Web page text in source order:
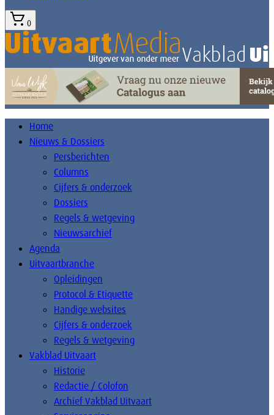
0
Home
Nieuws & Dossiers
Persberichten
Columns
Cijfers & onderzoek
Dossiers
Regels & wetgeving
Nieuwsarchief
Agenda
Uitvaartbranche
Opleidingen
Protocol & Etiquette
Handige websites
Cijfers & onderzoek
Regels & wetgeving
Vakblad Uitvaart
Historie
Redactie / Colofon
Archief Vakblad Uitvaart